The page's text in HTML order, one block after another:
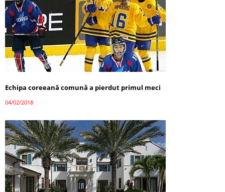
Echipa coreeană comună a pierdut primul meci
04/02/2018